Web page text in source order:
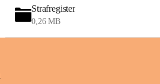
Strafregister
0,26 MB